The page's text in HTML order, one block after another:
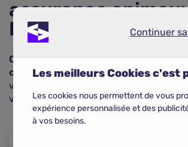
assurance
France
Comparer les offres d'assurance
compagnieest important à deux titres.
vous comparez les garanties proposées.
vous étudiez les prix.
Continuer
Les meilleurs Cookies c'est
Les cookies nous permettent de vous
expérience personnalisée et des
à vos besoins.
Continuer